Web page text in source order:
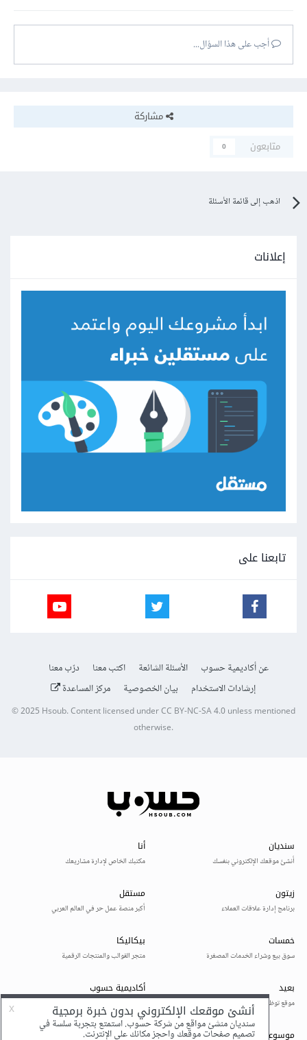
أجب على هذا السؤال...
مشاركة
متابعون
0
اذهب إلى قائمة الأسئلة
إعلانات
تابعنا على
عن أكاديمية حسوب الأسئلة الشائعة اكتب معنا
درّب معنا
إرشادات الاستخدام
بيان الخصوصية مركز المساعدة
© 2025Hsoub.Content licensed underCC BY-NC-SA 4.0unless mentioned
otherwise.